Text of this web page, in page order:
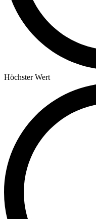
Höchster Wert